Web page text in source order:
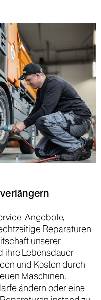
Angebote,
Reparaturen
unserer
ihre Lebensdauer
und Kosten durch
Maschinen.
ändern oder eine